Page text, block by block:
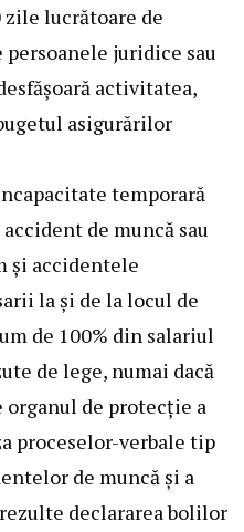
lucrătoare de
juridice sau
activitatea,
asigurărilor
temporară
de muncă sau
şi accidentele
la şi de la locul de
de 100% din salariul
de lege, numai dacă
de protecţie a
proceselor-verbale tip
de muncă şi a
declararea bolilor